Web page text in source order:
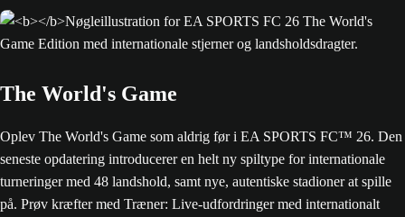
The World's Game
Oplev The World's Game som aldrig før i EA SPORTS FC™ 26. Den
seneste opdatering introducerer en helt ny spiltype for internationale
turneringer med 48 landshold, samt nye, autentiske stadioner at spille
på. Prøv kræfter med Træner: Live-udfordringer med internationalt